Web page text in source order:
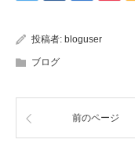
投稿者: bloguser
ブログ
前のページ